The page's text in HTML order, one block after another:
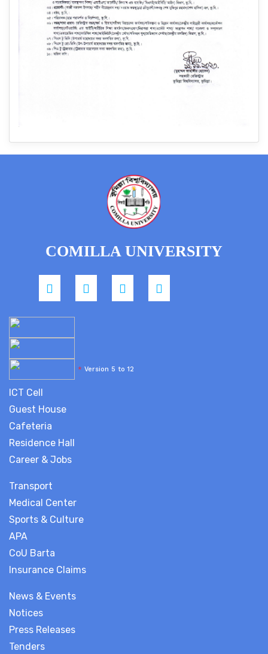
News & Events
Notices
Press Releases
Tenders
COMILLA UNIVERSITY
* Version 5 to 12
ICT Cell
Guest House
Cafeteria
Residence Hall
Career & Jobs
Transport
Medical Center
Sports & Culture
APA
CoU Barta
Insurance Claims